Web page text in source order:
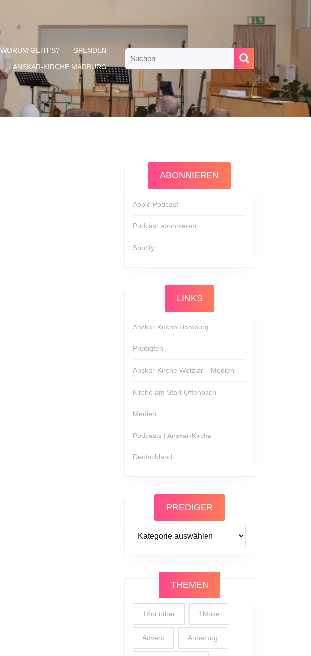
WORUM GEHT’S? SPENDEN
ANSKAR-KIRCHE MARBURG
for:
ABONNIEREN
Apple Podcast
Podcast abonnieren
Spotify
LINKS
Anskar-Kirche Hamburg –
Predigten
Anskar-Kirche Wetzlar – Medien
Kirche am Start Offenbach –
Medien
Podcasts | Anskar-Kirche
Deutschland
PREDIGER
Prediger
THEMEN
1Korinther 1Mose
Advent Anbetung